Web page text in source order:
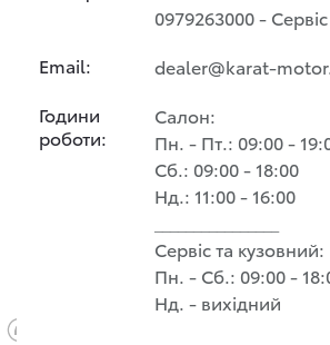
0979263000 - Сервіс
Email:
dealer@karat-
Години
роботи:
Салон:
Пн. - Пт.: 09:00 -
Сб.: 09:00 - 18:00
Нд.: 11:00 - 16:00
Сервіс та кузовний:
Пн. - Сб.: 09:00 -
Нд. - вихідний